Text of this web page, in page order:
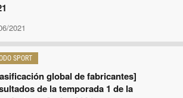
2021
SPORT
global de fabricantes]
de la temporada 1 de la